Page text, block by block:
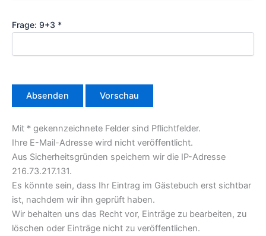
Frage: 9+3 *
Mit * gekennzeichnete Felder sind Pflichtfelder.
Ihre E-Mail-Adresse wird nicht veröffentlicht.
Aus Sicherheitsgründen speichern wir die IP-Adresse
216.73.217.131.
Es könnte sein, dass Ihr Eintrag im Gästebuch erst sichtbar
ist, nachdem wir ihn geprüft haben.
Wir behalten uns das Recht vor, Einträge zu bearbeiten, zu
löschen oder Einträge nicht zu veröffentlichen.